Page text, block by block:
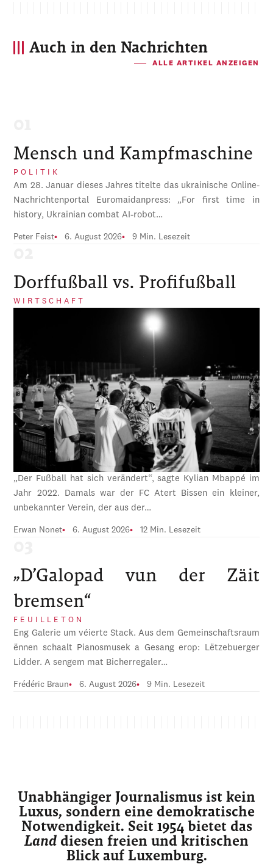
Auch in den Nachrichten
ALLE ARTIKEL ANZEIGEN
Mensch und Kampfmaschine
POLITIK
Am 28. Januar dieses Jahres titelte das ukrainische Online-
Nachrichtenportal Euromaidanpress: „For first time in
history, Ukrainian combat AI-robot…
Peter Feist 6. August 2026 9 Min. Lesezeit
Dorffußball vs. Profifußball
WIRTSCHAFT
„Der Fußball hat sich verändert“, sagte Kylian Mbappé im
Jahr 2022. Damals war der FC Atert Bissen ein kleiner,
unbekannter Verein, der aus der…
Erwan Nonet 6. August 2026 12 Min. Lesezeit
„D’Galopad vun der Zäit
bremsen“
FEUILLETON
Eng Galerie um véierte Stack. Aus dem Gemeinschaftsraum
ënnen schaalt Pianosmusek a Gesang erop: Lëtzebuerger
Lidder. A sengem mat Bicherregaler…
Frédéric Braun 6. August 2026 9 Min. Lesezeit
Unabhängiger Journalismus ist kein
Luxus, sondern eine demokratische
Notwendigkeit. Seit 1954 bietet das
Land diesen freien und kritischen
Blick auf Luxemburg.